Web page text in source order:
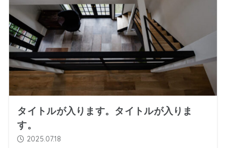
タイトルが入ります。タイトルが入りま
す。
2025.07.18